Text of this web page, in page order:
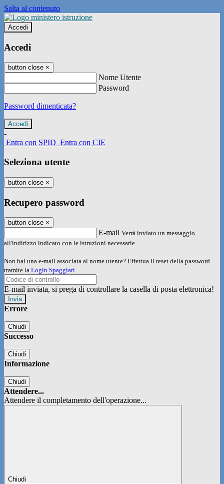
Salta al contenuto
Accedi
Accedi
button close ×
Nome Utente
Password
Password dimenticata?
-
Entra con SPID Entra con CIE
Seleziona utente
button close ×
Recupero password
button close ×
E-mail Verrà inviato un messaggio
all'indirizzo indicato con le istruzioni necessarie.
Non hai una e-mail associata al nome utente? Effettua il reset della password
tramite la Login Spaggiari
E-mail inviata, si prega di controllare la casella di posta elettronica!
Errore
Chiudi
Successo
Chiudi
Informazione
Chiudi
Attendere...
Attendere il completamento dell'operazione...
Chiudi